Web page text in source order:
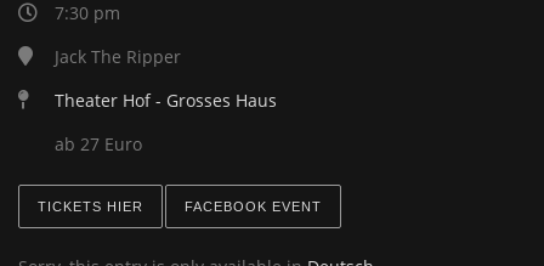
7:30 pm
Jack The Ripper
Theater Hof - Grosses Haus
ab 27 Euro
TICKETS HIER FACEBOOK EVENT